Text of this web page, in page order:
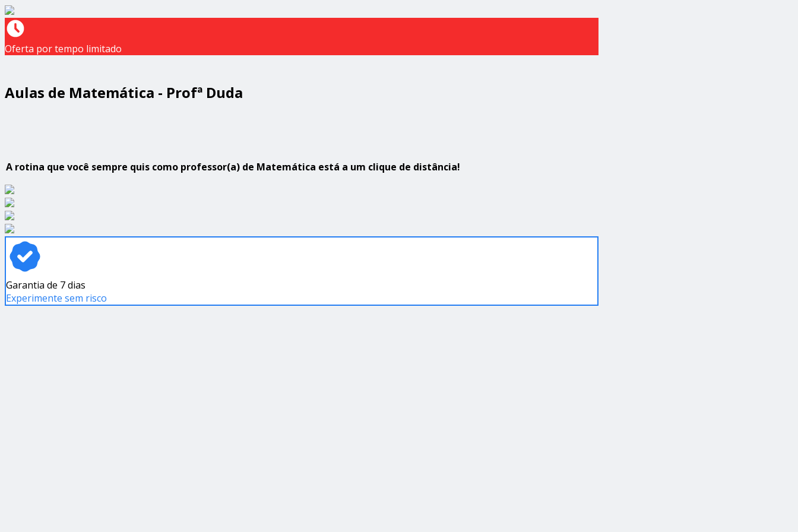
Oferta por tempo limitado
Aulas de Matemática - Profª Duda
A rotina que você sempre quis como professor(a) de Matemática está a um clique de distância!
Garantia de 7 dias
Experimente sem risco